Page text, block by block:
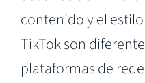
contenido y el
TikTok son
plataformas de